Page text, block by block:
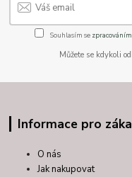
Souhlasím se
Můžete se kdykoli
Informace pro
O nás
Jak nakupovat